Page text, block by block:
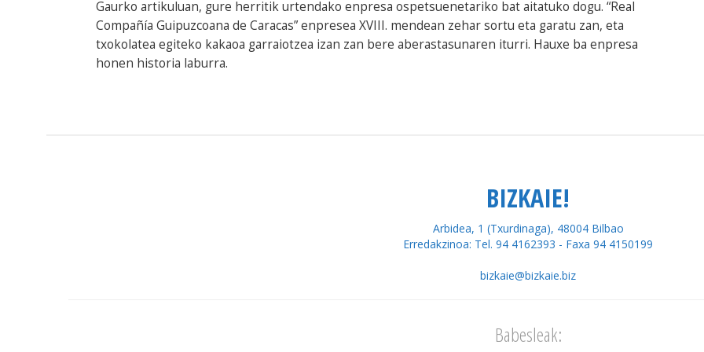
Gaurko artikuluan, gure herritik urtendako enpresa ospetsuenetariko bat aitatuko dogu. “Real
Compañía Guipuzcoana de Caracas” enpresea XVIII. mendean zehar sortu eta garatu zan, eta
txokolatea egiteko kakaoa garraiotzea izan zan bere aberastasunaren iturri. Hauxe ba enpresa
honen historia laburra.
BIZKAIE!
Arbidea, 1 (Txurdinaga), 48004 Bilbao
Erredakzinoa: Tel. 94 4162393 - Faxa 94 4150199
bizkaie@bizkaie.biz
Babesleak: